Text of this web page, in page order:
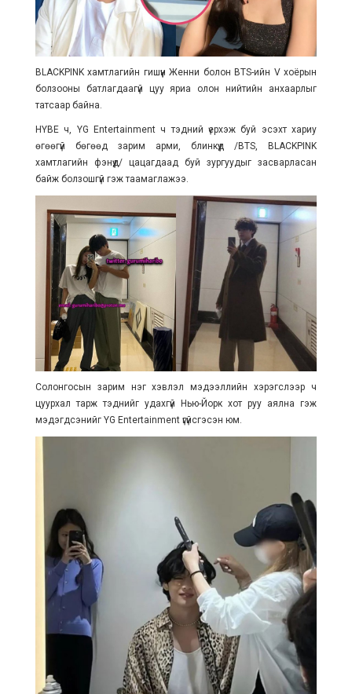
BLACKPINK хамтлагийн гишүүн Женни болон BTS-ийн V хоёрын
болзооны батлагдаагүй цуу яриа олон нийтийн анхаарлыг
татсаар байна.
HYBE ч, YG Entertainment ч тэдний үерхэж буй эсэхт хариу
өгөөгүй бөгөөд зарим арми, блинкүүд /BTS, BLACKPINK
хамтлагийн фэнүүд/ цацагдаад буй зургуудыг засварласан
байж болзошгүй гэж таамаглажээ.
Солонгосын зарим нэг хэвлэл мэдээллийн хэрэгслээр ч
цуурхал тарж тэднийг удахгүй Нью-Йорк хот руу аялна гэж
мэдэгдсэнийг YG Entertainment үгүйсгэсэн юм.